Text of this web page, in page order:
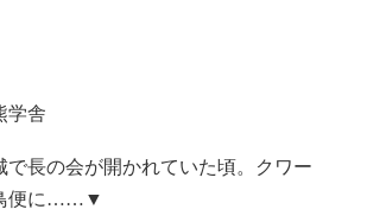
舎
で長の会が開かれていた頃。クワー
便に……▼